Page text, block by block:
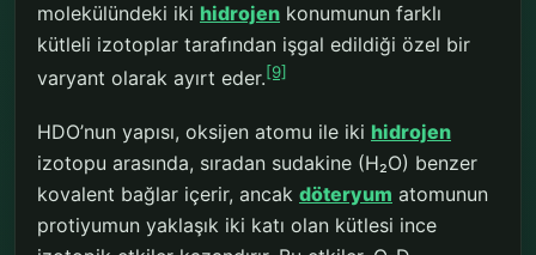
molekülündeki iki hidrojen konumunun farklı
kütleli izotoplar tarafından işgal edildiği özel bir
varyant olarak ayırt eder.[9]
HDO’nun yapısı, oksijen atomu ile iki hidrojen
izotopu arasında, sıradan sudakine (H₂O) benzer
kovalent bağlar içerir, ancak döteryum atomunun
protiyumun yaklaşık iki katı olan kütlesi ince